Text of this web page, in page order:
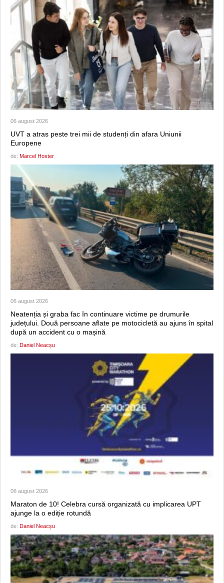
06 august 2026
UVT a atras peste trei mii de studenți din afara Uniunii
Europene
de: Marcel Hoster
06 august 2026
Neatenția și graba fac în continuare victime pe drumurile
județului. Două persoane aflate pe motocicletă au ajuns în spital
după un accident cu o mașină
de: Daniel Neacșu
06 august 2026
Maraton de 10! Celebra cursă organizată cu implicarea UPT
ajunge la o ediție rotundă
de: Daniel Neacșu